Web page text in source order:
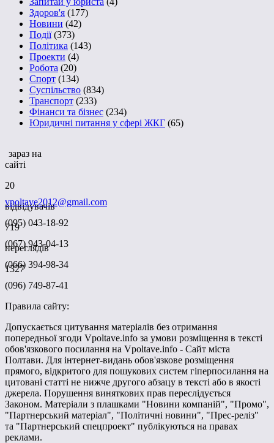
Здоров'я (177)
Новини (42)
Події(373)
Політика (143)
Проекти (4)
Робота (20)
Спорт (134)
Суспільство (834)
Транспорт (233)
Фінанси та бізнес (234)
Юридичні питання у сфері ЖКГ (65)
зараз на
сайті
20
відвідувачів
719
переглядів
1327
vpoltave2012@gmail.com
(095) 043-18-92
(067) 943-04-13
(066) 394-98-34
(096) 749-87-41
Правила сайту:
Допускається цитування матеріалів без отримання
попередньої згоди Vpoltave.info за умови розміщення в тексті
обов'язкового посилання на Vpoltave.info - Сайт міста
Полтави. Для інтернет-видань обов'язкове розміщення
прямого, відкритого для пошукових систем гіперпосилання на
цитовані статті не нижче другого абзацу в тексті або в якості
джерела. Порушення виняткових прав переслідується
Законом. Матеріали з плашками "Новини компаній", "Промо",
"Партнерський матеріал", "Політичні новини", "Прес-реліз"
та "Партнерський спецпроект" публікуються на правах
реклами.